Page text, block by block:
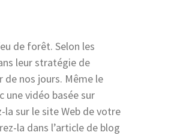
de forêt. Selon les
leur stratégie de
nos jours. Même le
une vidéo basée sur
sur le site Web de votre
la dans l’article de blog